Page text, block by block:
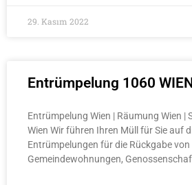
29. Kasım 2022
Entrümpelung 1060
Entrümpelung Wien | Räumung Wien |
Wien Wir führen Ihren Müll für Sie auf
Entrümpelungen für die Rückgabe von
Gemeindewohnungen,